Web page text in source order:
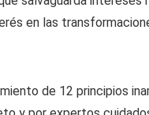
en las
de 12 principios